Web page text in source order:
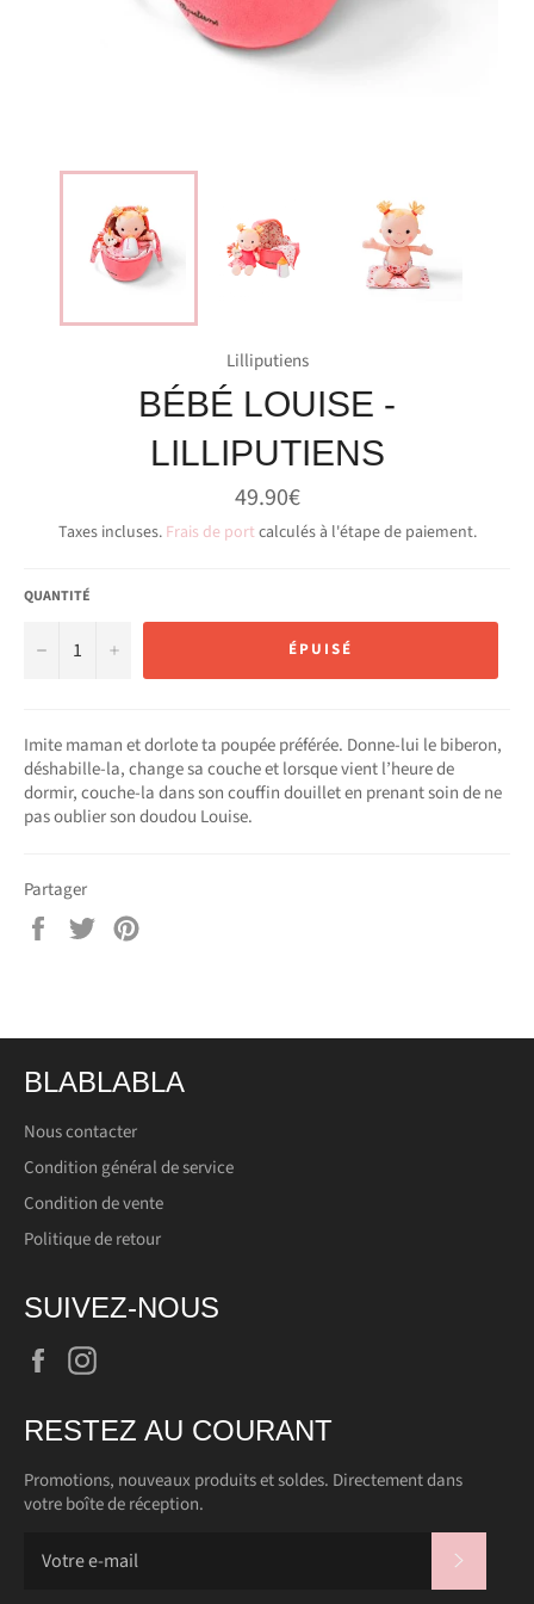
Lilliputiens
BÉBÉ LOUISE -
LILLIPUTIENS
Prix
régulier
49.90€
Taxes incluses. Frais de portcalculés à l'étape de paiement.
QUANTITÉ
− + ÉPUISÉ
Imite maman et dorlote ta poupée préférée. Donne-lui le biberon,
déshabille-la, change sa couche et lorsque vient l’heure de
dormir, couche-la dans son couffin douillet en prenant soin de ne
pas oublier son doudou Louise.
Partager
Partager
sur
Tweeter
sur
BLABLABLA
Nous contacter
Condition général de service
Condition de vente
Politique de retour
SUIVEZ-NOUS
Facebook
RESTEZ AU COURANT
Promotions, nouveaux produits et soldes. Directement dans
votre boîte de réception.